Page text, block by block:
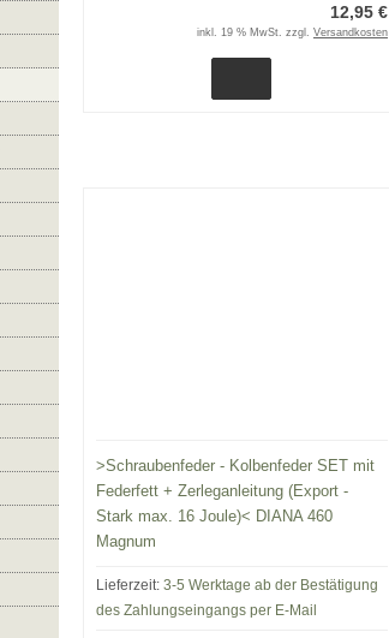
12,95 €
inkl. 19 % MwSt. zzgl. Versandkosten
>Schraubenfeder - Kolbenfeder SET mit
Federfett + Zerleganleitung (Export -
Stark max. 16 Joule)< DIANA 460
Magnum
Lieferzeit: 3-5 Werktage ab der Bestätigung
des Zahlungseingangs per E-Mail